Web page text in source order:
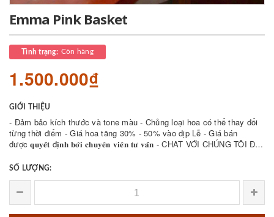
Emma Pink Basket
Tình trạng: Còn hàng
1.500.000₫
GIỚI THIỆU
- Đảm bảo kích thước và tone màu - Chủng loại hoa có thể thay đổi
từng thời điểm - Giá hoa tăng 30% - 50% vào dịp Lễ - Giá bán
được 𝐪𝐮𝐲𝐞̂́𝐭 đ𝐢̣𝐧𝐡 𝐛𝐨̛̉𝐢 𝐜𝐡𝐮𝐲𝐞̂𝐧 𝐯𝐢𝐞̂𝐧 𝐭𝐮̛ 𝐯𝐚̂́𝐧 - CHAT VỚI CHÚNG TÔI ĐỂ
SỐ LƯỢNG: